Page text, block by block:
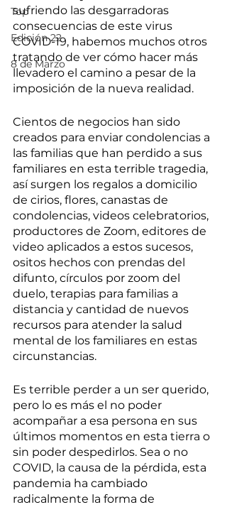
Top
Edición 22
8 de Marzo
sufriendo las desgarradoras
consecuencias de este virus
COVID-19, habemos muchos otros
tratando de ver cómo hacer más
llevadero el camino a pesar de la
imposición de la nueva realidad.
Cientos de negocios han sido
creados para enviar condolencias a
las familias que han perdido a sus
familiares en esta terrible tragedia,
así surgen los regalos a domicilio
de cirios, flores, canastas de
condolencias, videos celebratorios,
productores de Zoom, editores de
video aplicados a estos sucesos,
ositos hechos con prendas del
difunto, círculos por zoom del
duelo, terapias para familias a
distancia y cantidad de nuevos
recursos para atender la salud
mental de los familiares en estas
circunstancias.
Es terrible perder a un ser querido,
pero lo es más el no poder
acompañar a esa persona en sus
últimos momentos en esta tierra o
sin poder despedirlos. Sea o no
COVID, la causa de la pérdida, esta
pandemia ha cambiado
radicalmente la forma de